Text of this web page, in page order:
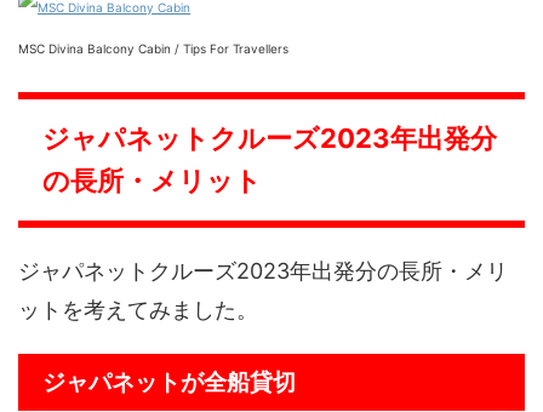
MSC Divina Balcony Cabin / Tips For Travellers
ジャパネットクルーズ2023年出発分
の長所・メリット
ジャパネットクルーズ2023年出発分の長所・メリ
ットを考えてみました。
ジャパネットが全船貸切